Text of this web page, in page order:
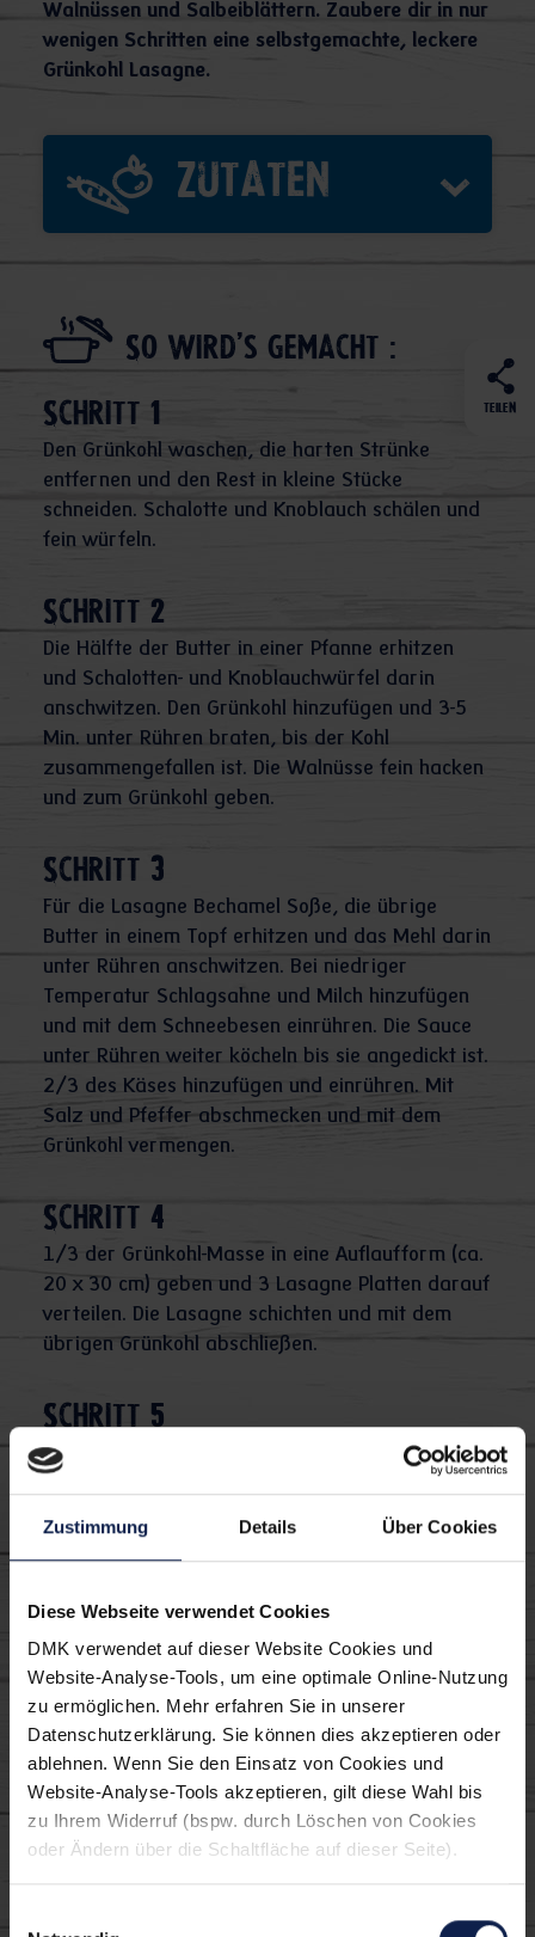
Zustimmung Details Über Cookies
Diese Webseite verwendet Cookies
DMK verwendet auf dieser Website Cookies und
Website-Analyse-Tools, um eine optimale Online-Nutzung
zu ermöglichen. Mehr erfahren Sie in unserer
Datenschutzerklärung. Sie können dies akzeptieren oder
ablehnen. Wenn Sie den Einsatz von Cookies und
Website-Analyse-Tools akzeptieren, gilt diese Wahl bis
zu Ihrem Widerruf (bspw. durch Löschen von Cookies
oder Ändern über die Schaltfläche auf dieser Seite).
TEILEN
Walnüssen und Salbeiblättern. Zaubere dir in nur
wenigen Schritten eine selbstgemachte, leckere
Grünkohl Lasagne.
Zutaten
So wird's gemacht :
Schritt 1
Den Grünkohl waschen, die harten Strünke
entfernen und den Rest in kleine Stücke
schneiden. Schalotte und Knoblauch schälen und
fein würfeln.
Schritt 2
Die Hälfte der Butter in einer Pfanne erhitzen
und Schalotten- und Knoblauchwürfel darin
anschwitzen. Den Grünkohl hinzufügen und 3-5
Min. unter Rühren braten, bis der Kohl
zusammengefallen ist. Die Walnüsse fein hacken
und zum Grünkohl geben.
Schritt 3
Für die Lasagne Bechamel Soße, die übrige
Butter in einem Topf erhitzen und das Mehl darin
unter Rühren anschwitzen. Bei niedriger
Temperatur Schlagsahne und Milch hinzufügen
und mit dem Schneebesen einrühren. Die Sauce
unter Rühren weiter köcheln bis sie angedickt ist.
2/3 des Käses hinzufügen und einrühren. Mit
Salz und Pfeffer abschmecken und mit dem
Grünkohl vermengen.
Schritt 4
1/3 der Grünkohl-Masse in eine Auflaufform (ca.
20 x 30 cm) geben und 3 Lasagne Platten darauf
verteilen. Die Lasagne schichten und mit dem
übrigen Grünkohl abschließen.
Schritt 5
Mit Käse bestreuen und die Salbei Blättchen
darauf geben. Die vegetarische Lasagne im Ofen
(Mitte) 30-35 Min. goldbraun backen. Fertig ist
die leckere Grünkohl Lasagne.
Nährwerte
Macht's euch einfach
lecker:
Meal Prep